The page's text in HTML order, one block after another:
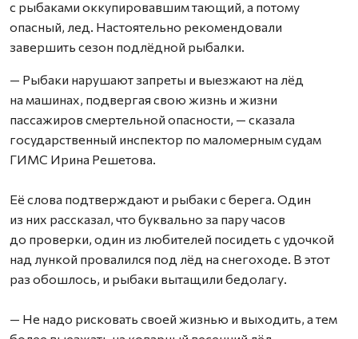
с рыбаками оккупировавшим тающий, а потому
опасный, лед. Настоятельно рекомендовали
завершить сезон подлёдной рыбалки.
— Рыбаки нарушают запреты и выезжают на лёд
на машинах, подвергая свою жизнь и жизни
пассажиров смертельной опасности, — сказала
государственный инспектор по маломерным судам
ГИМС Ирина Решетова.
Её слова подтверждают и рыбаки с берега. Один
из них рассказал, что буквально за пару часов
до проверки, один из любителей посидеть с удочкой
над лункой провалился под лёд на снегоходе. В этот
раз обошлось, и рыбаки вытащили бедолагу.
— Не надо рисковать своей жизнью и выходить, а тем